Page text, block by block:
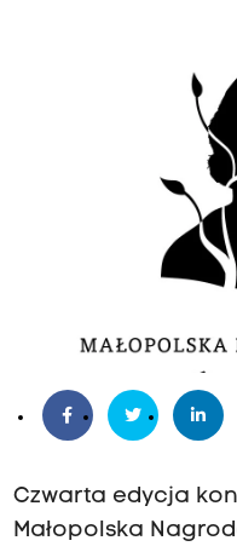
Czwarta edycja
Małopolska